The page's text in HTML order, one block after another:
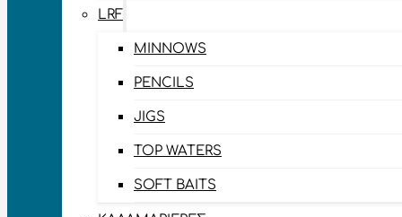
LRF
MINNOWS
PENCILS
JIGS
TOP WATERS
SOFT BAITS